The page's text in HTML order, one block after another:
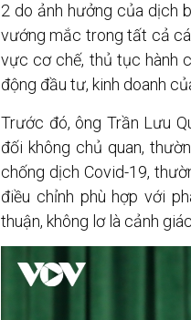
2 do ảnh hưởng của dịch
vướng mắc trong tất cả
vực cơ chế, thủ tục hành
động đầu tư, kinh doanh
Trước đó, ông Trần Lưu
đối không chủ quan,
chống dịch Covid-19,
điều chỉnh phù hợp với
thuận, không lơ là cảnh giác.